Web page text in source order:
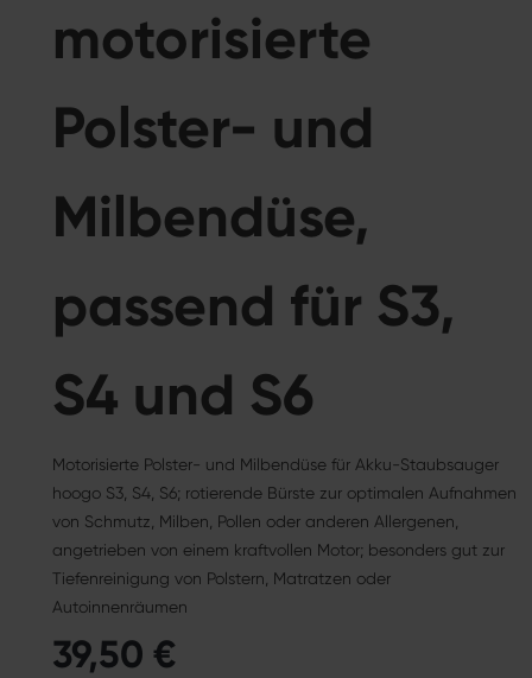
motorisierte
Polster- und
Milbendüse,
passend für S3,
S4 und S6
Motorisierte Polster- und Milbendüse für Akku-Staubsauger
hoogo S3, S4, S6; rotierende Bürste zur optimalen Aufnahmen
von Schmutz, Milben, Pollen oder anderen Allergenen,
angetrieben von einem kraftvollen Motor; besonders gut zur
Tiefenreinigung von Polstern, Matratzen oder
Autoinnenräumen
39,50 €